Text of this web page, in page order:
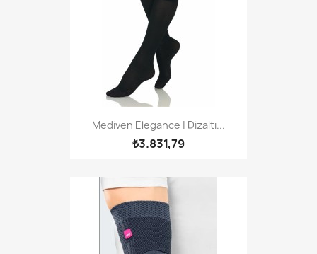
Mediven Elegance | Dizaltı...
₺3.831,79